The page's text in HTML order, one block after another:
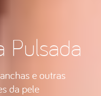
Pulsada
e outras
da pele